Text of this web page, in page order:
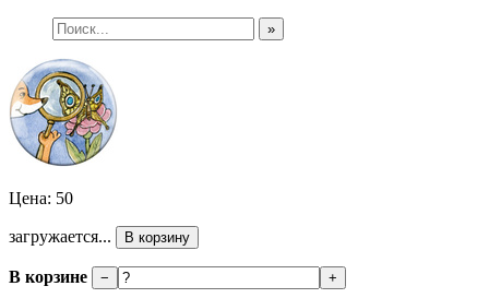
»
Цена: 50
загружается... В корзину
В корзине − +